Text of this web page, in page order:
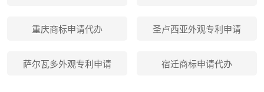
重庆商标申请代办 圣卢西亚外观专利申请
萨尔瓦多外观专利申请 宿迁商标申请代办